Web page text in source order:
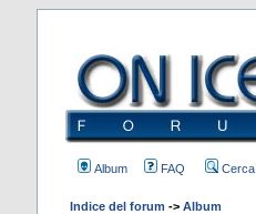
Album FAQ Cerca
Indice del forum -> Album